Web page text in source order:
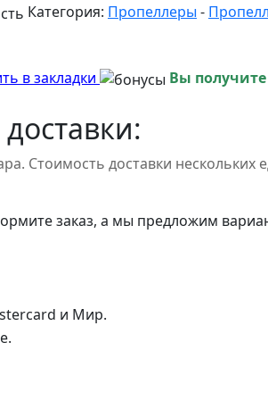
Категория: Пропеллеры -
в закладки Вы получите
Стоимость доставки нескольких
заказ, а мы предложим
и Мир.